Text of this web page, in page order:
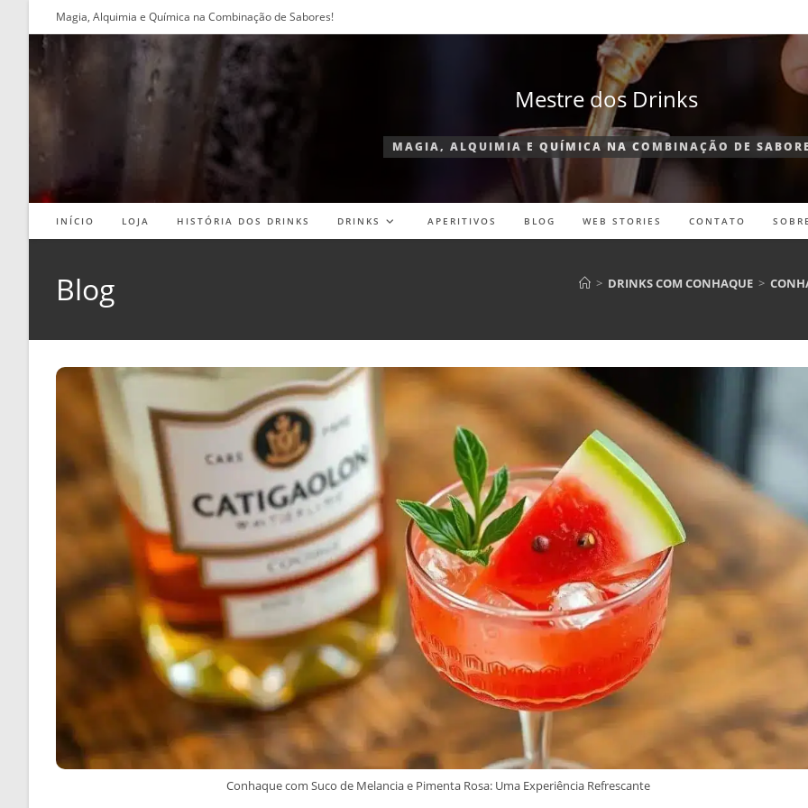
conteúdo
Magia, Alquimia e Química na Combinação de Sabores!
Mestre dos Drinks
MAGIA, ALQUIMIA E QUÍMICA NA COMBINAÇÃO DE
INÍCIO LOJA HISTÓRIA DOS DRINKS DRINKS APERITIVOS BLOG WEB STORIES CONTATO SOBRE
Blog > DRINKS COM CONHAQUE >
Conhaque com Suco de Melancia e Pimenta Rosa: Uma Experiência Refrescante